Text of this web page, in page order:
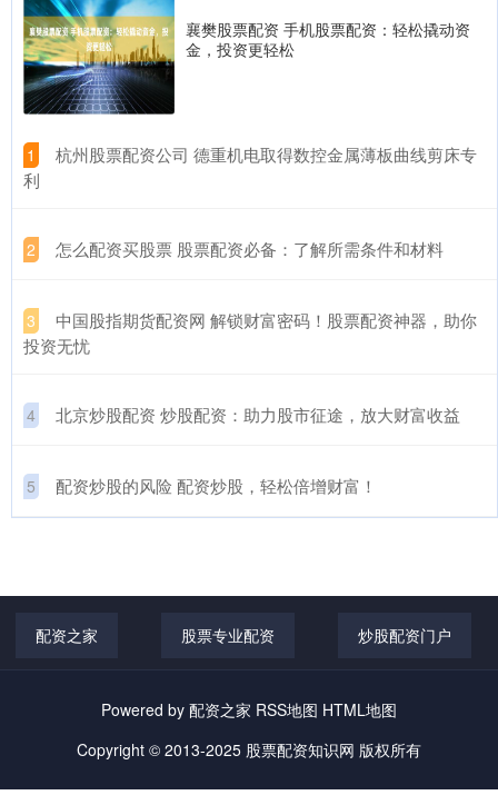
襄樊股票配资 手机股票配资：轻松撬动资
金，投资更轻松
1
​杭州股票配资公司 德重机电取得数控金属薄板曲线剪床专
利
2 ​怎么配资买股票 股票配资必备：了解所需条件和材料
3
​中国股指期货配资网 解锁财富密码！股票配资神器，助你
投资无忧
4 ​北京炒股配资 炒股配资：助力股市征途，放大财富收益
5 ​配资炒股的风险 配资炒股，轻松倍增财富！
配资之家 股票专业配资 炒股配资门户
Powered by 配资之家 RSS地图 HTML地图
Copyright © 2013-2025 股票配资知识网 版权所有